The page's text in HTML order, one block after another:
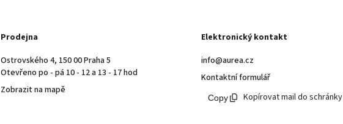
Prodejna
Ostrovského 4, 150 00 Praha 5
Otevřeno po - pá 10 - 12 a 13 - 17 hod
Zobrazit na mapě
Elektronický kontakt
info@aurea.cz
Kontaktní formulář
Kopírovat mail do schránky